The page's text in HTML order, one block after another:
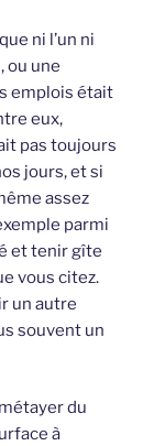
ni l’un ni
ou une
emplois était
eux,
pas toujours
jours, et si
assez
parmi
et tenir gîte
vous citez.
un autre
souvent un
du
à